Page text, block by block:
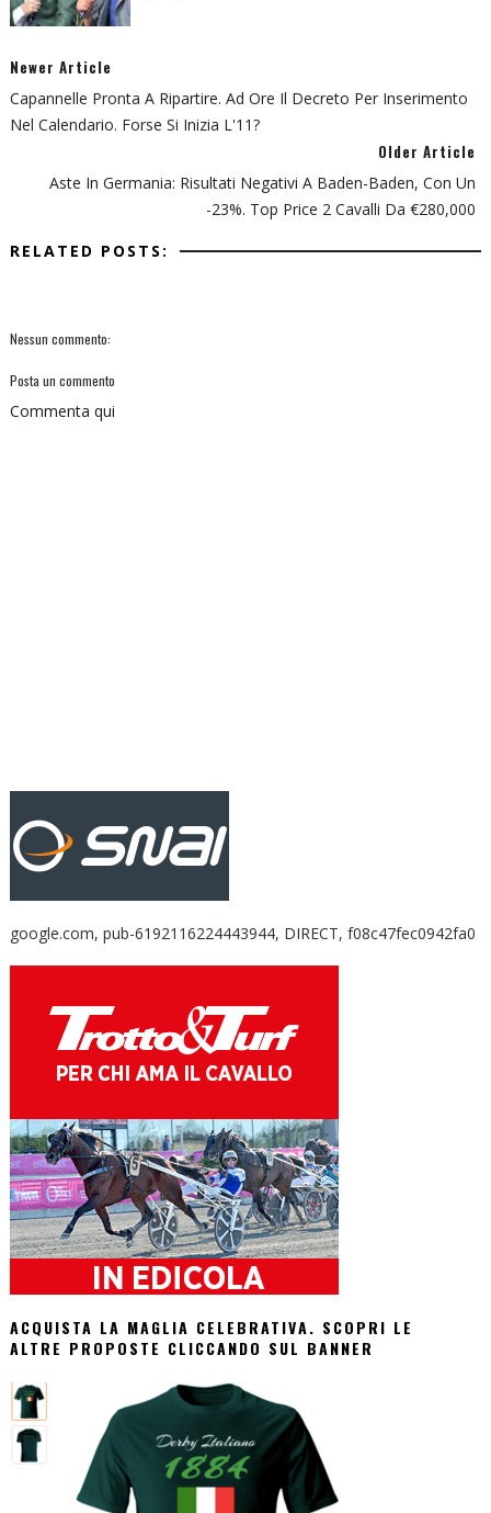
Newer Article
Capannelle Pronta A Ripartire. Ad Ore Il Decreto Per Inserimento
Nel Calendario. Forse Si Inizia L'11?
Older Article
Aste In Germania: Risultati Negativi A Baden-Baden, Con Un
-23%. Top Price 2 Cavalli Da €280,000
RELATED POSTS:
Nessun commento:
Posta un commento
Commenta qui
google.com, pub-6192116224443944, DIRECT, f08c47fec0942fa0
ACQUISTA LA MAGLIA CELEBRATIVA. SCOPRI LE
ALTRE PROPOSTE CLICCANDO SUL BANNER